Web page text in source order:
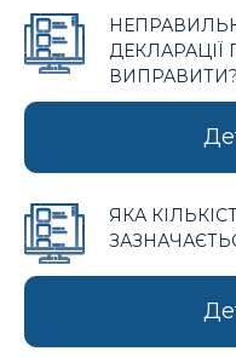
ВИПРАВИТИ?
ЯКА